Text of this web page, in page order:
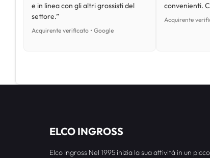
e in linea con gli altri grossisti del
settore.”
Acquirente verificato • Google
convenienti.
Acquirente
ELCO INGROSS
Elco Ingross Nel 1995 inizia la sua attività in un